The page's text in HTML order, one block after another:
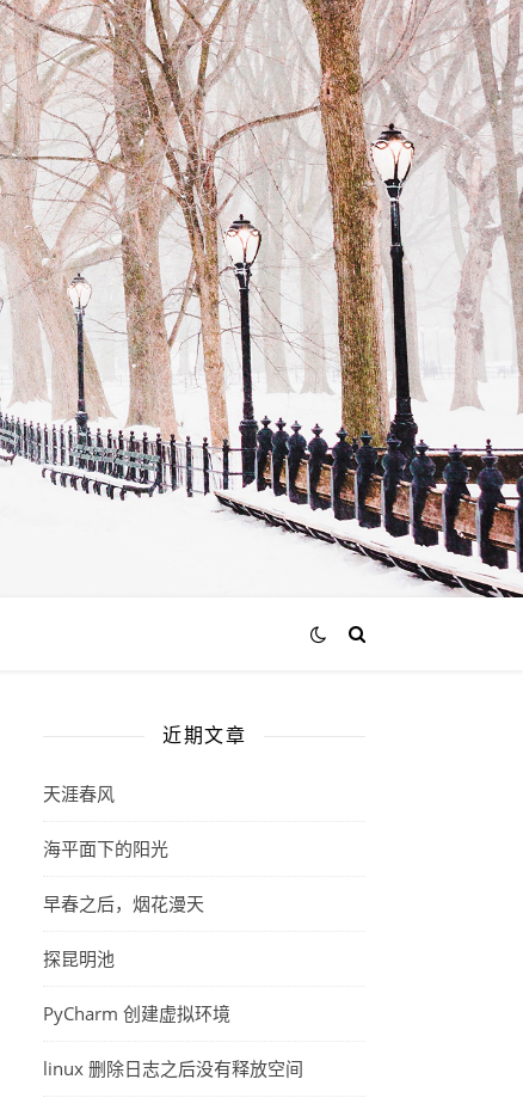
近期文章
天涯春风
海平面下的阳光
早春之后，烟花漫天
探昆明池
PyCharm 创建虚拟环境
linux 删除日志之后没有释放空间